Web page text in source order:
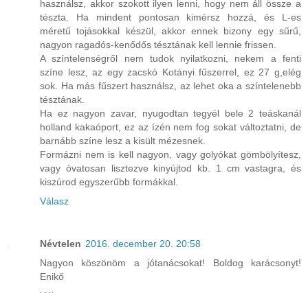
használsz, akkor szokott ilyen lenni, hogy nem áll össze a
tészta. Ha mindent pontosan kimérsz hozzá, és L-es
méretű tojásokkal készül, akkor ennek bizony egy sűrű,
nagyon ragadós-kenődős tésztának kell lennie frissen.
A színtelenségről nem tudok nyilatkozni, nekem a fenti
színe lesz, az egy zacskó Kotányi fűszerrel, ez 27 g,elég
sok. Ha más fűszert használsz, az lehet oka a színtelenebb
tésztának.
Ha ez nagyon zavar, nyugodtan tegyél bele 2 teáskanál
holland kakaóport, ez az ízén nem fog sokat változtatni, de
barnább színe lesz a kisült mézesnek.
Formázni nem is kell nagyon, vagy golyókat gömbölyítesz,
vagy óvatosan lisztezve kinyújtod kb. 1 cm vastagra, és
kiszúrod egyszerűbb formákkal.
Válasz
Névtelen 2016. december 20. 20:58
Nagyon köszönöm a jótanácsokat! Boldog karácsonyt!
Enikő